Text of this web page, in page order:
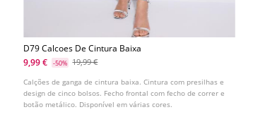
D79 Calcoes De Cintura Baixa
9,99 €
-50% 19,99 €
Calções de ganga de cintura baixa. Cintura com presilhas e
design de cinco bolsos. Fecho frontal com fecho de correr e
botão metálico. Disponível em várias cores.